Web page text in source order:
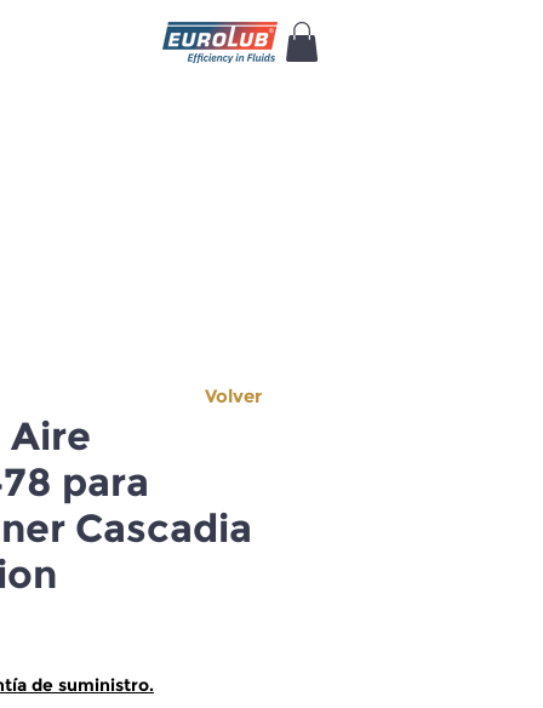
Volver
Aire
para
Cascadia
de suministro.